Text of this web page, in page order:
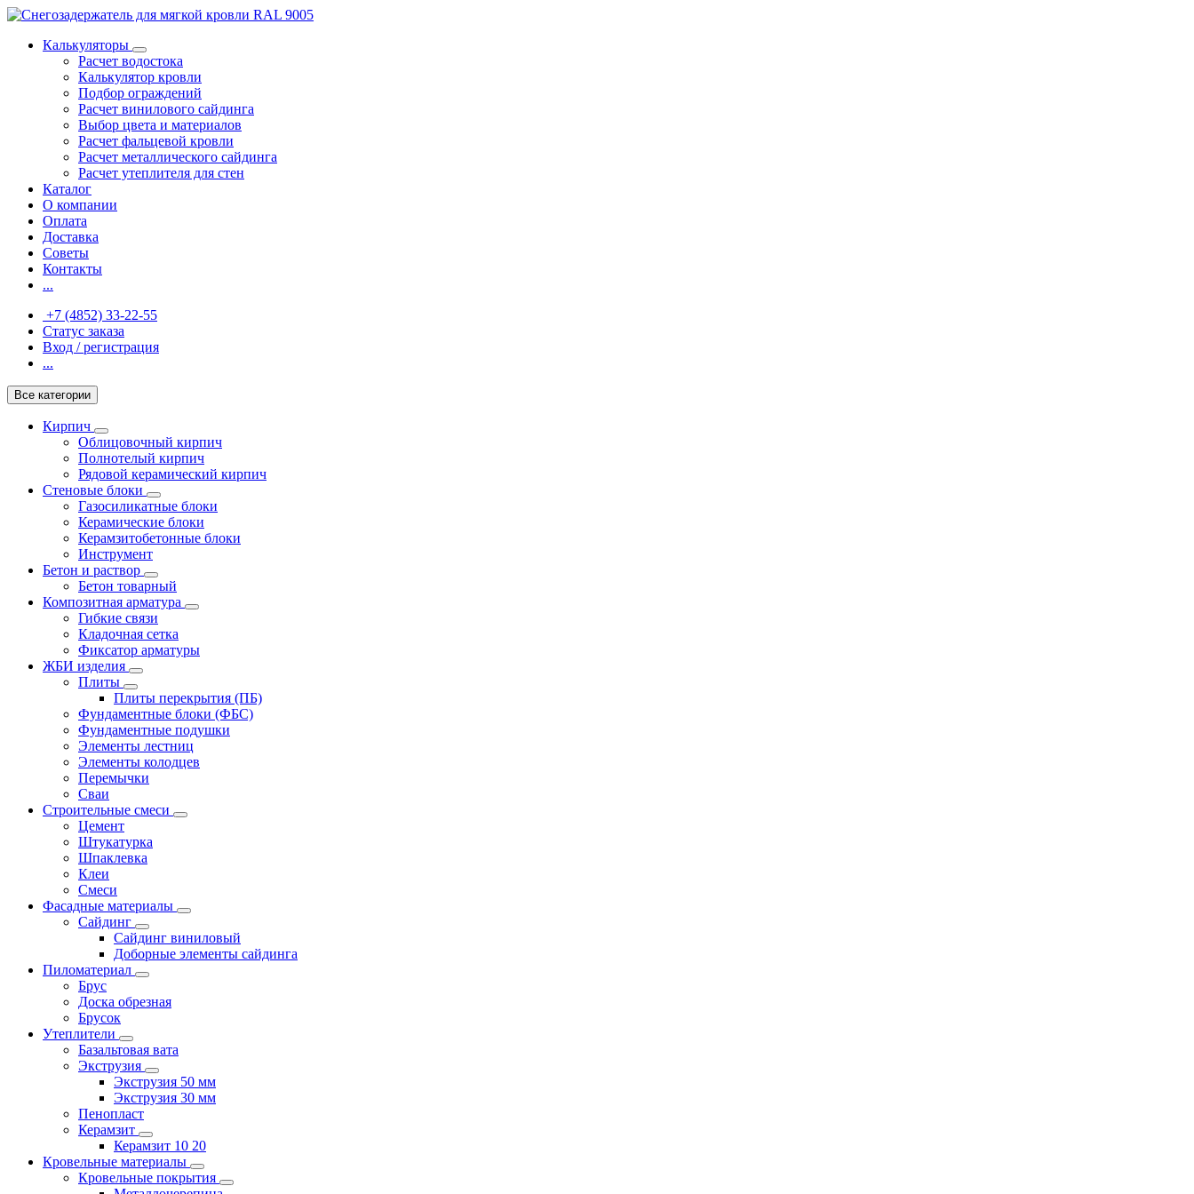
Калькуляторы
Расчет водостока
Калькулятор кровли
Подбор ограждений
Расчет винилового сайдинга
Выбор цвета и материалов
Расчет фальцевой кровли
Расчет металлического сайдинга
Расчет утеплителя для стен
Каталог
О компании
Оплата
Доставка
Советы
Контакты
...
+7 (4852) 33-22-55
Статус заказа
Вход / регистрация
...
Все категории
Кирпич
Облицовочный кирпич
Полнотелый кирпич
Рядовой керамический кирпич
Стеновые блоки
Газосиликатные блоки
Керамические блоки
Керамзитобетонные блоки
Инструмент
Бетон и раствор
Бетон товарный
Композитная арматура
Гибкие связи
Кладочная сетка
Фиксатор арматуры
ЖБИ изделия
Плиты
Плиты перекрытия (ПБ)
Фундаментные блоки (ФБС)
Фундаментные подушки
Элементы лестниц
Элементы колодцев
Перемычки
Сваи
Строительные смеси
Цемент
Штукатурка
Шпаклевка
Клеи
Смеси
Фасадные материалы
Сайдинг
Сайдинг виниловый
Доборные элементы сайдинга
Пиломатериал
Брус
Доска обрезная
Брусок
Утеплители
Базальтовая вата
Экструзия
Экструзия 50 мм
Экструзия 30 мм
Пенопласт
Керамзит
Керамзит 10 20
Кровельные материалы
Кровельные покрытия